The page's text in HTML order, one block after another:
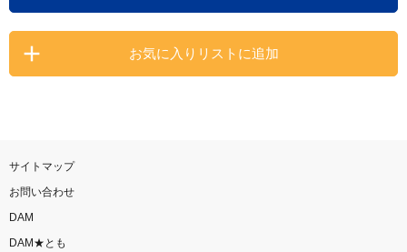
お気に入りリストに追加
サイトマップ
お問い合わせ
DAM
DAM★とも